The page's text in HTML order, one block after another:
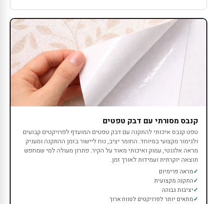
קנבס מסורתי עם דבק טפטים
טפט קנבס איכותי להתקנה עם דבק טפטים המועדף לפרויקטים קבועים
ולגימור מקצועי במיוחד. החומר יציב, נוח ליישור בזמן ההתקנה ומעניק
מראה אלגנטי, עמוק ואיכותי מאוד על הקיר. פתרון מעולה למי שמחפש
תוצאה יוקרתית ועמידות לאורך זמן.
מראה פרימיום
התקנה מקצועית
יציבות גבוהה
מתאים יותר לפרויקטים לטווח ארוך